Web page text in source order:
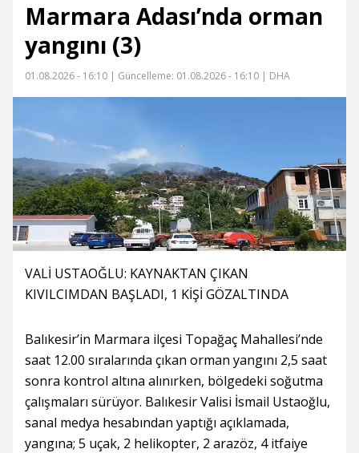
Marmara Adası’nda orman
yangını (3)
01.08.2026 - 16:10 | Güncelleme: 01.08.2026 - 16:10 | DHA
VALİ USTAOĞLU: KAYNAKTAN ÇIKAN
KIVILCIMDAN BAŞLADI, 1 KİŞİ GÖZALTINDA
Balıkesir’in Marmara ilçesi Topağaç Mahallesi’nde
saat 12.00 sıralarında çıkan orman yangını 2,5 saat
sonra kontrol altına alınırken, bölgedeki soğutma
çalışmaları sürüyor. Balıkesir Valisi İsmail Ustaoğlu,
sanal medya hesabından yaptığı açıklamada,
yangına; 5 uçak, 2 helikopter, 2 arazöz, 4 itfaiye